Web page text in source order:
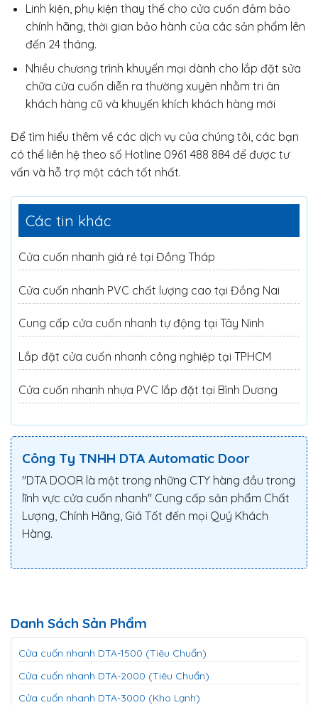
Linh kiện, phụ kiện thay thế cho cửa cuốn đảm bảo
chính hãng, thời gian bảo hành của các sản phẩm lên
đến 24 tháng.
Nhiều chương trình khuyến mại dành cho lắp đặt sửa
chữa cửa cuốn diễn ra thường xuyên nhằm tri ân
khách hàng cũ và khuyến khích khách hàng mới
Để tìm hiểu thêm về các dịch vụ của chúng tôi, các bạn
có thể liên hệ theo số Hotline 0961 488 884 để được tư
vấn và hỗ trợ một cách tốt nhất.
Các tin khác
Cửa cuốn nhanh giá rẻ tại Đồng Tháp
Cửa cuốn nhanh PVC chất lượng cao tại Đồng Nai
Cung cấp cửa cuốn nhanh tự động tại Tây Ninh
Lắp đặt cửa cuốn nhanh công nghiệp tại TPHCM
Cửa cuốn nhanh nhựa PVC lắp đặt tại Bình Dương
Công Ty TNHH DTA Automatic Door
"DTA DOOR là một trong những CTY hàng đầu trong
lĩnh vực cửa cuốn nhanh" Cung cấp sản phẩm Chất
Lượng, Chính Hãng, Giá Tốt đến mọi Quý Khách
Hàng.
Danh Sách Sản Phẩm
Cửa cuốn nhanh DTA-1500 (Tiêu Chuẩn)
Cửa cuốn nhanh DTA-2000 (Tiêu Chuẩn)
Cửa cuốn nhanh DTA-3000 (Kho Lạnh)